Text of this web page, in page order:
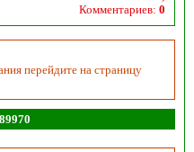
Комментариев: 0
перейдите на страницу